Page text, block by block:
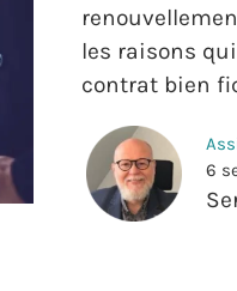
les raisons
contrat bien
6